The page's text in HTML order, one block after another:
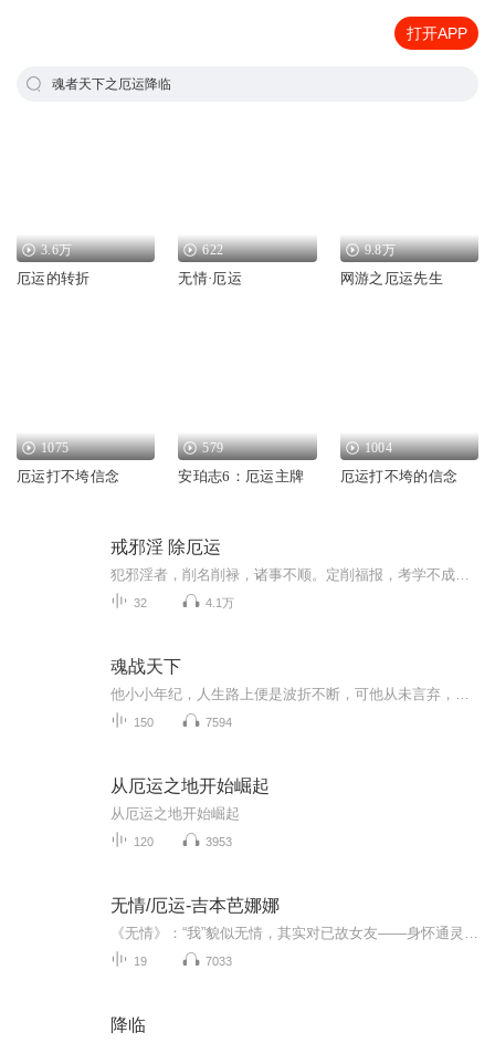
打开APP
魂者天下之厄运降临
3.6万
厄运的转折
622
无情·厄运
9.8万
网游之厄运先生
1075
厄运打不垮信念
579
安珀志6：厄运主牌
1004
厄运打不垮的信念
戒邪淫 除厄运
32 4.1万
魂战天下
150 7594
从厄运之地开始崛起
从厄运之地开始崛起
120 3953
无情/厄运-吉本芭娜娜
19 7033
降临